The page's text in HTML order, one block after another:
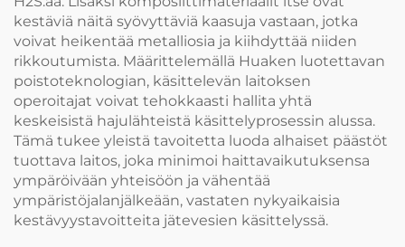
kestäviä näitä syövyttäviä kaasuja vastaan, jotka
voivat heikentää metalliosia ja kiihdyttää niiden
rikkoutumista. Määrittelemällä Huaken luotettavan
poistoteknologian, käsittelevän laitoksen
operoitajat voivat tehokkaasti hallita yhtä
keskeisistä hajulähteistä käsittelyprosessin alussa.
Tämä tukee yleistä tavoitetta luoda alhaiset päästöt
tuottava laitos, joka minimoi haittavaikutuksensa
ympäröivään yhteisöön ja vähentää
ympäristöjalanjälkeään, vastaten nykyaikaisia
kestävyystavoitteita jätevesien käsittelyssä.